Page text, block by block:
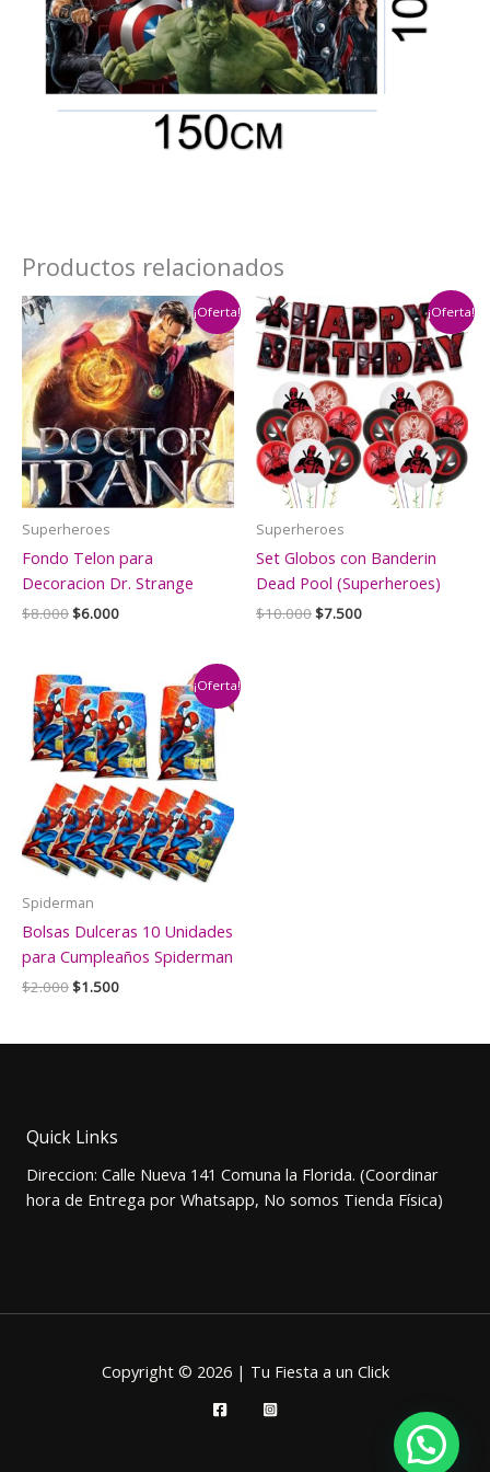
Productos relacionados
¡Oferta!
Superheroes
Fondo Telon para
Decoracion Dr. Strange
$8.000El
$8.000.
$6.000El
$6.000.
¡Oferta!
Superheroes
Set Globos con Banderin
Dead Pool (Superheroes)
$10.000El
$7.500El
¡Oferta!
Spiderman
Bolsas Dulceras 10 Unidades
para Cumpleaños Spiderman
$2.000El
era:
$1.500El
es:
Quick Links
Direccion: Calle Nueva 141 Comuna la Florida. (Coordinar
hora de Entrega por Whatsapp, No somos Tienda Física)
Copyright © 2026 | Tu Fiesta a un Click